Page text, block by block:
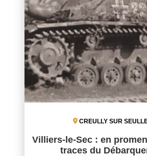
CREULLY SUR
Villiers-le-Sec : en
traces du